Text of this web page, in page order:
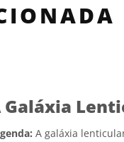
Galáxia
A galáxia